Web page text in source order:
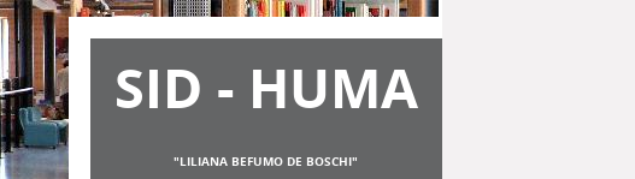
SID - HUMA
"LILIANA BEFUMO DE BOSCHI"